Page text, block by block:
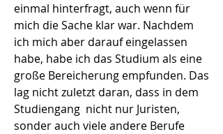
einmal hinterfragt, auch wenn für
mich die Sache klar war. Nachdem
ich mich aber darauf eingelassen
habe, habe ich das Studium als eine
große Bereicherung empfunden. Das
lag nicht zuletzt daran, dass in dem
Studiengang nicht nur Juristen,
sonder auch viele andere Berufe